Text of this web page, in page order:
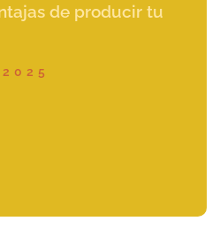
de producir tu